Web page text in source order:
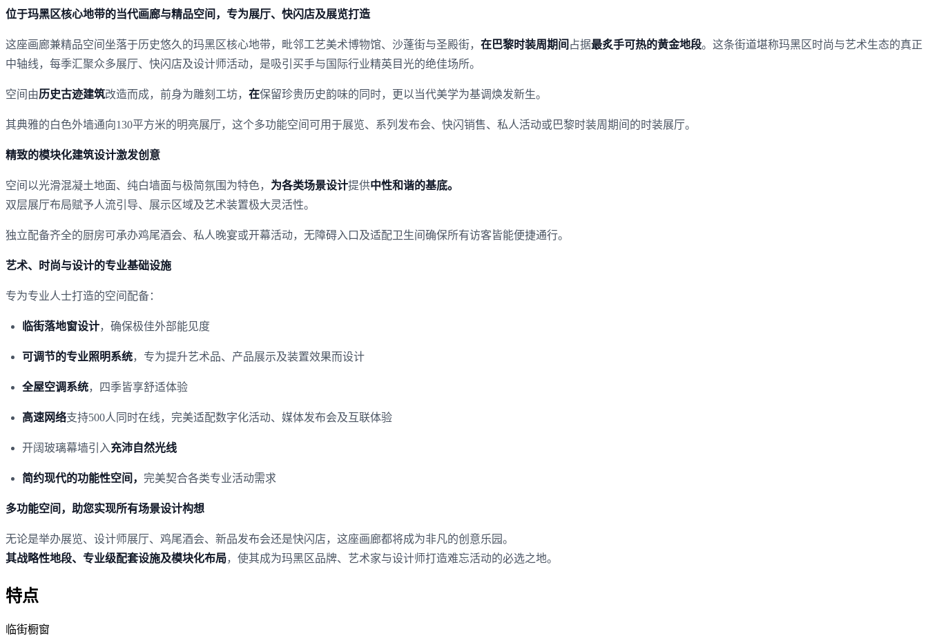
位于玛黑区核心地带的当代画廊与精品空间，专为展厅、快闪店及展览打造
这座画廊兼精品空间坐落于历史悠久的玛黑区核心地带，毗邻工艺美术博物馆、沙蓬街与圣殿街， 在巴黎时装周期间 占据最炙手可热的黄金地段。这条街道堪称玛黑区时尚与艺术生态的真正
中轴线，每季汇聚众多展厅、快闪店及设计师活动，是吸引买手与国际行业精英目光的绝佳场所。
空间由历史古迹建筑改造而成，前身为雕刻工坊， 在保留珍贵历史韵味的同时，更以当代美学为基调焕发新生。
其典雅的白色外墙通向130平方米的明亮展厅，这个多功能空间可用于展览、系列发布会、快闪销售、私人活动或巴黎时装周期间的时装展厅。
精致的模块化建筑设计激发创意
空间以光滑混凝土地面、纯白墙面与极简氛围为特色， 为各类场景设计提供中性和谐的基底。
双层展厅布局赋予人流引导、展示区域及艺术装置极大灵活性。
独立配备齐全的厨房可承办鸡尾酒会、私人晚宴或开幕活动，无障碍入口及适配卫生间确保所有访客皆能便捷通行。
艺术、时尚与设计的专业基础设施
专为专业人士打造的空间配备：
临街落地窗设计，确保极佳外部能见度
可调节的专业照明系统，专为提升艺术品、产品展示及装置效果而设计
全屋空调系统，四季皆享舒适体验
高速网络支持500人同时在线，完美适配数字化活动、媒体发布会及互联体验
开阔玻璃幕墙引入充沛自然光线
简约现代的功能性空间， 完美契合各类专业活动需求
多功能空间，助您实现所有场景设计构想
无论是举办展览、设计师展厅、鸡尾酒会、新品发布会还是快闪店，这座画廊都将成为非凡的创意乐园。
其战略性地段、专业级配套设施及模块化布局，使其成为玛黑区品牌、艺术家与设计师打造难忘活动的必选之地。
特点
临街橱窗